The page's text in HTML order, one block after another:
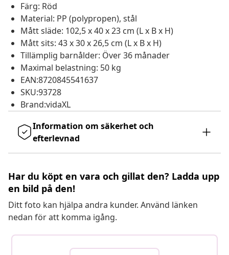
Färg: Röd
Material: PP (polypropen), stål
Mått släde: 102,5 x 40 x 23 cm (L x B x H)
Mått sits: 43 x 30 x 26,5 cm (L x B x H)
Tillämplig barnålder: Över 36 månader
Maximal belastning: 50 kg
EAN:8720845541637
SKU:93728
Brand:vidaXL
Information om säkerhet och
efterlevnad
Har du köpt en vara och gillat den? Ladda upp
en bild på den!
Ditt foto kan hjälpa andra kunder. Använd länken
nedan för att komma igång.